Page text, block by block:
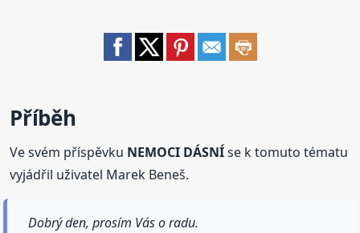
Příběh
Ve svém příspěvku NEMOCI DÁSNÍse k tomuto tématu
vyjádřil uživatel Marek Beneš.
Dobrý den, prosím Vás o radu.